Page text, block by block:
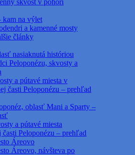
skvost v pohorí
kam na výlet
a kamenné mosty
články
nasiaknutá históriou
Peloponézu, skvosty a
a pútavé miesta v
časti Peloponézu – prehľad
oblasť Mani a Sparty –
a pútavé miesta
časti Peloponézu – prehľad
Áreovo
Áreovo, návšteva po